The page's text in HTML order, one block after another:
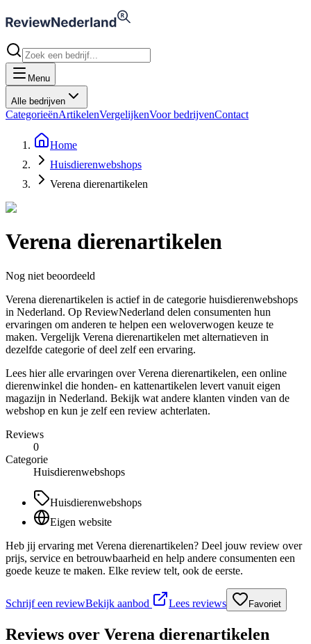
Menu
Alle bedrijven
CategorieënArtikelenVergelijkenVoor bedrijvenContact
Home
Huisdierenwebshops
Verena dierenartikelen
Verena dierenartikelen
Nog niet beoordeeld
Verena dierenartikelen is actief in de categorie huisdierenwebshops
in Nederland. Op ReviewNederland delen consumenten hun
ervaringen om anderen te helpen een weloverwogen keuze te
maken. Vergelijk Verena dierenartikelen met alternatieven in
dezelfde categorie of deel zelf een ervaring.
Lees hier alle ervaringen over Verena dierenartikelen, een online
dierenwinkel die honden- en kattenartikelen levert vanuit eigen
magazijn in Nederland. Bekijk wat andere klanten vinden van de
webshop en kun je zelf een review achterlaten.
Reviews
0
Categorie
Huisdierenwebshops
Huisdierenwebshops
Eigen website
Heb jij ervaring met Verena dierenartikelen? Deel jouw review over
prijs, service en betrouwbaarheid en help andere consumenten een
goede keuze te maken. Elke review telt, ook de eerste.
Schrijf een reviewBekijk aanbod Lees reviews Favoriet
Reviews over Verena dierenartikelen